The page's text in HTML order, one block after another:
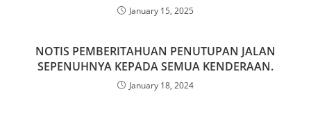
January 15, 2025
NOTIS PEMBERITAHUAN PENUTUPAN JALAN
SEPENUHNYA KEPADA SEMUA KENDERAAN.
January 18, 2024